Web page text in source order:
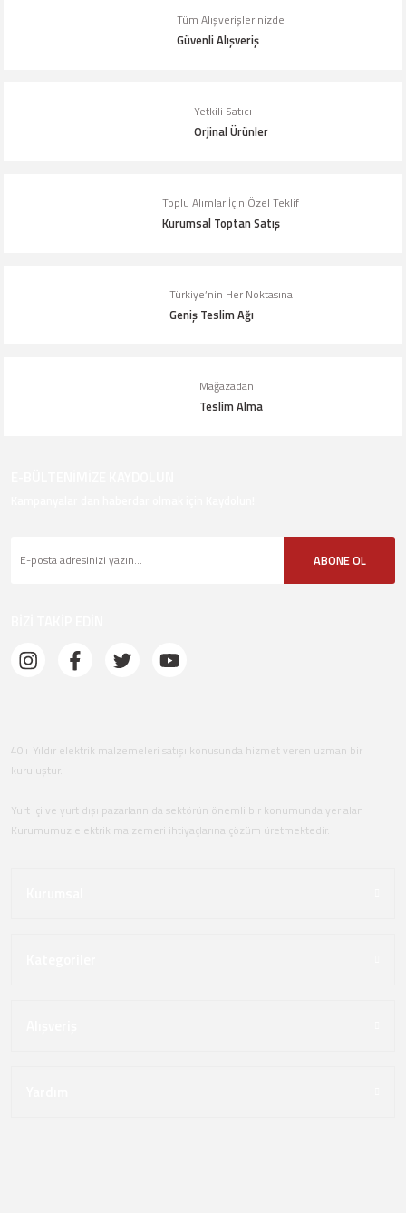
Tüm Alışverişlerinizde
Güvenli Alışveriş
Yetkili Satıcı
Orjinal Ürünler
Toplu Alımlar İçin Özel Teklif
Kurumsal Toptan Satış
Türkiye’nin Her Noktasına
Geniş Teslim Ağı
Mağazadan
Teslim Alma
ABONE OL
40+ Yıldır elektrik malzemeleri satışı konusunda hizmet veren uzman bir
kuruluştur.
Yurt içi ve yurt dışı pazarların da sektörün önemli bir konumunda yer alan
Kurumumuz elektrik malzemeri ihtiyaçlarına çözüm üretmektedir.